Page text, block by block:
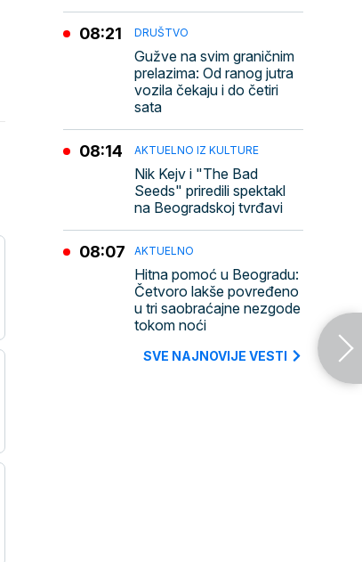
DRUŠTVO
Gužve na svim graničnim
prelazima: Od ranog jutra
vozila čekaju i do četiri
sata
08:21
AKTUELNO IZ KULTURE
Nik Kejv i "The Bad
Seeds" priredili spektakl
na Beogradskoj tvrđavi
08:14
AKTUELNO
Hitna pomoć u Beogradu:
Četvoro lakše povređeno
u tri saobraćajne nezgode
tokom noći
08:07
SVE NAJNOVIJE VESTI